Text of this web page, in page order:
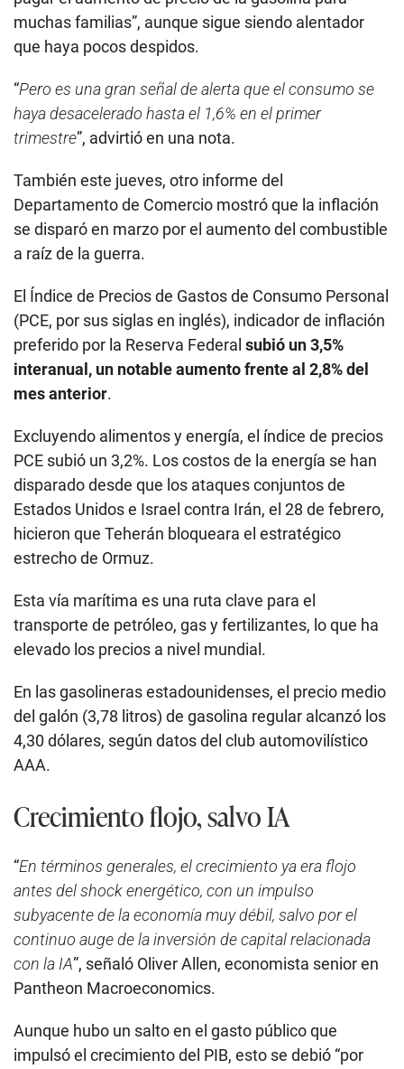
muchas familias”, aunque sigue siendo alentador
que haya pocos despidos.
“Pero es una gran señal de alerta que el consumo se
haya desacelerado hasta el 1,6% en el primer
trimestre”, advirtió en una nota.
También este jueves, otro informe del
Departamento de Comercio mostró que la inflación
se disparó en marzo por el aumento del combustible
a raíz de la guerra.
El Índice de Precios de Gastos de Consumo Personal
(PCE, por sus siglas en inglés), indicador de inflación
preferido por la Reserva Federal subió un 3,5%
interanual, un notable aumento frente al 2,8% del
mes anterior.
Excluyendo alimentos y energía, el índice de precios
PCE subió un 3,2%. Los costos de la energía se han
disparado desde que los ataques conjuntos de
Estados Unidos e Israel contra Irán, el 28 de febrero,
hicieron que Teherán bloqueara el estratégico
estrecho de Ormuz.
Esta vía marítima es una ruta clave para el
transporte de petróleo, gas y fertilizantes, lo que ha
elevado los precios a nivel mundial.
En las gasolineras estadounidenses, el precio medio
del galón (3,78 litros) de gasolina regular alcanzó los
4,30 dólares, según datos del club automovilístico
AAA.
Crecimiento flojo, salvo IA
“En términos generales, el crecimiento ya era flojo
antes del shock energético, con un impulso
subyacente de la economía muy débil, salvo por el
continuo auge de la inversión de capital relacionada
con la IA”, señaló Oliver Allen, economista senior en
Pantheon Macroeconomics.
Aunque hubo un salto en el gasto público que
impulsó el crecimiento del PIB, esto se debió “por